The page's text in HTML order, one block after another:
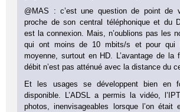
@MAS : c’est une question de point de
proche de son central téléphonique et du
est la connexion. Mais, n’oublions pas les
qui ont moins de 10 mbits/s et pour qui
moyenne, surtout en HD. L’avantage de la
débit n’est pas atténué avec la distance du
Et les usages se développent bien en
disponible. L’ADSL a permis la vidéo,
photos, inenvisageables lorsque l’on était